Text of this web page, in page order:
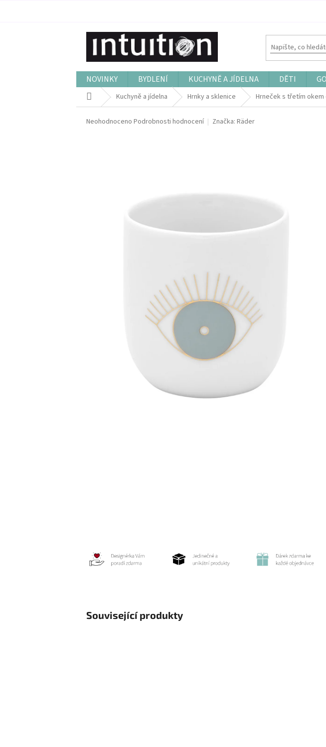
NOVINKY BYDLENÍ KUCHYNĚ A JÍDELNA DĚTI
Domů Kuchyně a jídelna Hrnky a sklenice Hrneček s třetím okem
Průměrné
Neohodnoceno Podrobnosti hodnocení Značka: Räder
Související produkty